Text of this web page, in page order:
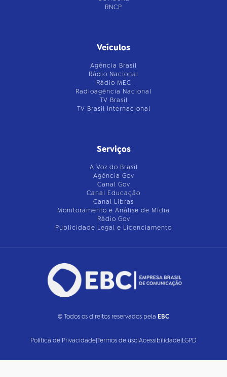
RNCP
Veículos
Agência Brasil
Rádio Nacional
Rádio MEC
Radioagência Nacional
TV Brasil
TV Brasil Internacional
Serviços
A Voz do Brasil
Agência Gov
Canal Gov
Canal Educação
Canal Libras
Monitoramento e Análise de Mídia
Rádio Gov
Publicidade Legal e Licenciamento
© Todos os direitos reservados pela EBC
Política de Privacidade|Termos de uso|Acessibilidade|LGPD